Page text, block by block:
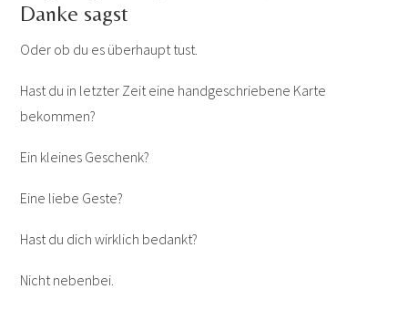
Danke sagst
Oder ob du es überhaupt tust.
Hast du in letzter Zeit eine handgeschriebene Karte
bekommen?
Ein kleines Geschenk?
Eine liebe Geste?
Hast du dich wirklich bedankt?
Nicht nebenbei.